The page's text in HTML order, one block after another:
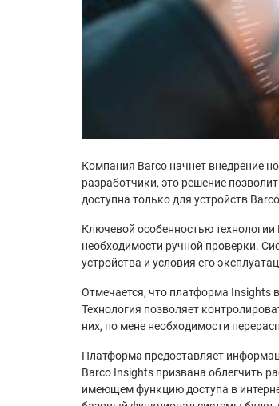
Компания Barco начнет внедрение
разработчики, это решение
доступна только для устройств
Ключевой особенностью
необходимости ручной проверки.
устройства и условия его
Отмечается, что платформа Insights
Технология позволяет
них, по мене необходимости
Платформа предоставляет
Barco Insights призвана облегчить
имеющем функцию доступа в